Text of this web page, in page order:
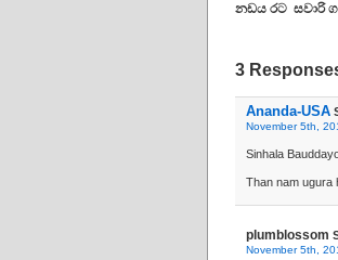
නඩය රට සවාරි
3
Ananda-USA
November 5th,
Sinhala
Than nam ugura
plumblossom
November 5th,